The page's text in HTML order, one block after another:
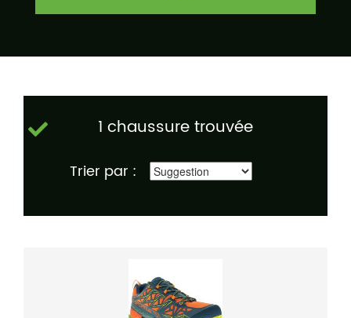
1 chaussure trouvée
Trier par :